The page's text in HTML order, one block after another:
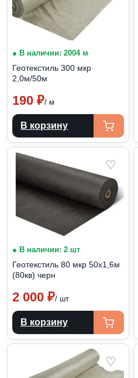
● В наличии: 2004 м
Геотекстиль 300 мкр
2,0м/50м
190 ₽/ м
В корзину
♡
● В наличии: 2 шт
Геотекстиль 80 мкр 50х1,6м
(80кв) черн
2 000 ₽/ шт
В корзину
♡